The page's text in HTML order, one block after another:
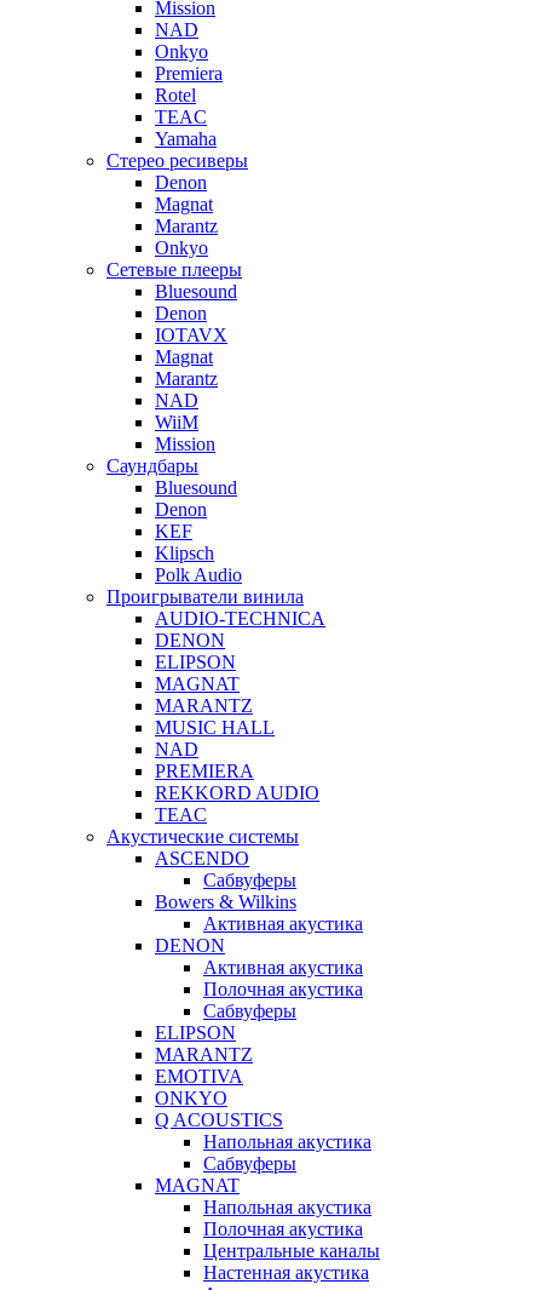
Mission
NAD
Onkyo
Premiera
Rotel
TEAC
Yamaha
Стерео ресиверы
Denon
Magnat
Marantz
Onkyo
Сетевые плееры
Bluesound
Denon
IOTAVX
Magnat
Marantz
NAD
WiiM
Mission
Саундбары
Bluesound
Denon
KEF
Klipsch
Polk Audio
Проигрыватели винила
AUDIO-TECHNICA
DENON
ELIPSON
MAGNAT
MARANTZ
MUSIC HALL
NAD
PREMIERA
REKKORD AUDIO
TEAC
Акустические системы
ASCENDO
Сабвуферы
Bowers & Wilkins
Активная акустика
DENON
Активная акустика
Полочная акустика
Сабвуферы
ELIPSON
MARANTZ
EMOTIVA
ONKYO
Q ACOUSTICS
Напольная акустика
Сабвуферы
MAGNAT
Напольная акустика
Полочная акустика
Центральные каналы
Настенная акустика